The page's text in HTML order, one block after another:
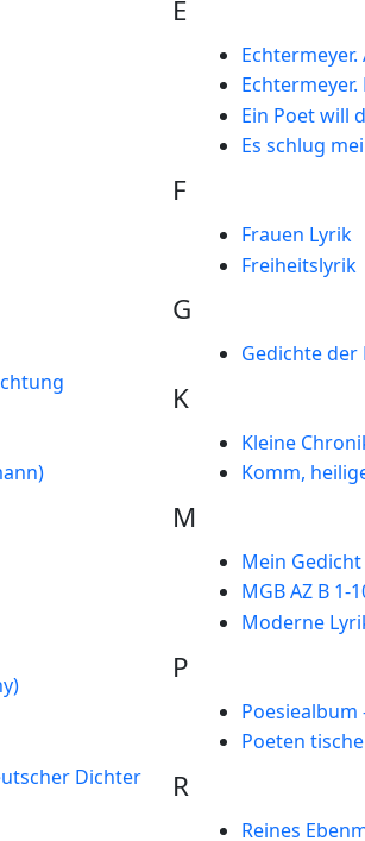
Dichter
E
Ein Poet will
Es schlug
F
Frauen Lyrik
Freiheitslyrik
G
Gedichte der
K
Kleine
Komm,
M
Mein
MGB AZ B 1-
Moderne
P
Poesiealbum
Poeten
R
Reines